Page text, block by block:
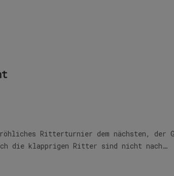
Ritterturnier dem nächsten, der
die klapprigen Ritter sind nicht nach…